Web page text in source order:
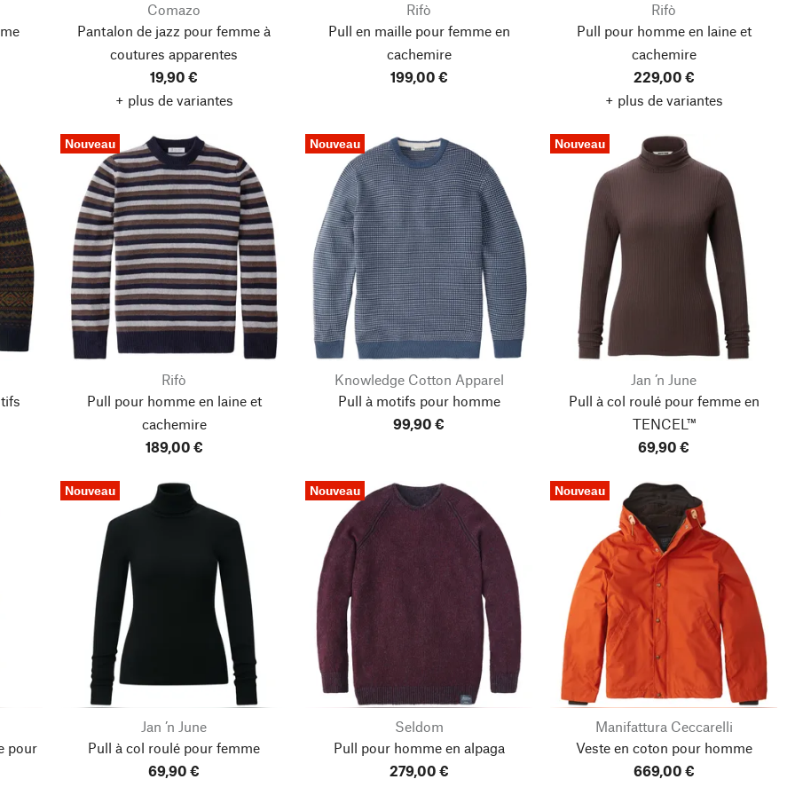
Comazo
Pantalon de jazz pour femme à
coutures apparentes
19,90 €
+ plus de variantes
Rifò
Pull en maille pour femme en
cachemire
199,00 €
Rifò
Pull pour homme en laine et
cachemire
229,00 €
+ plus de variantes
Nouveau
Rifò
Pull pour homme en laine et
cachemire
189,00 €
Nouveau
Knowledge Cotton Apparel
Pull à motifs pour homme
99,90 €
Nouveau
Jan ’n June
Pull à col roulé pour femme en
TENCEL™
69,90 €
pour
Nouveau
Jan ’n June
Pull à col roulé pour femme
69,90 €
Nouveau
Seldom
Pull pour homme en alpaga
279,00 €
Nouveau
Manifattura Ceccarelli
Veste en coton pour homme
669,00 €